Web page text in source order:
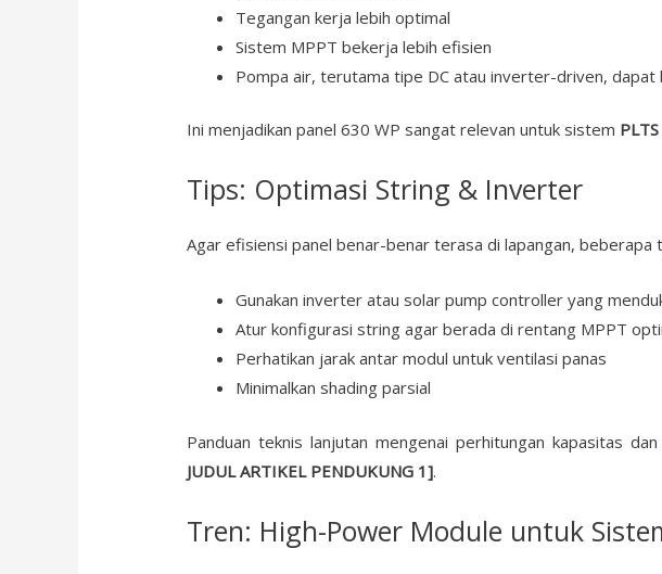
Tegangan kerja lebih optimal
Sistem MPPT bekerja lebih efisien
Pompa air, terutama tipe DC atau inverter-driven,
Ini menjadikan panel 630 WP sangat relevan untuk sistem
Tips: Optimasi String & Inverter
Agar efisiensi panel benar-benar terasa di lapangan, beberapa
Gunakan inverter atau solar pump controller yang
Atur konfigurasi string agar berada di rentang MPPT
Perhatikan jarak antar modul untuk ventilasi panas
Minimalkan shading parsial
Panduan teknis lanjutan mengenai perhitungan kapasitas
JUDUL ARTIKEL PENDUKUNG 1].
Tren: High-Power Module untuk